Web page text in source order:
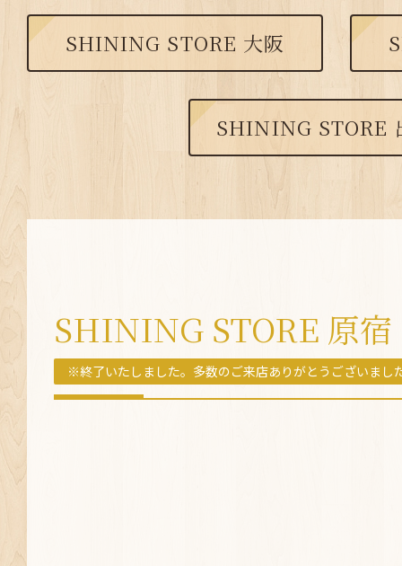
SHINING STORE 大阪
SHINING STORE
SHINING STORE 原宿
※終了いたしました。多数のご来店ありがとうございまし